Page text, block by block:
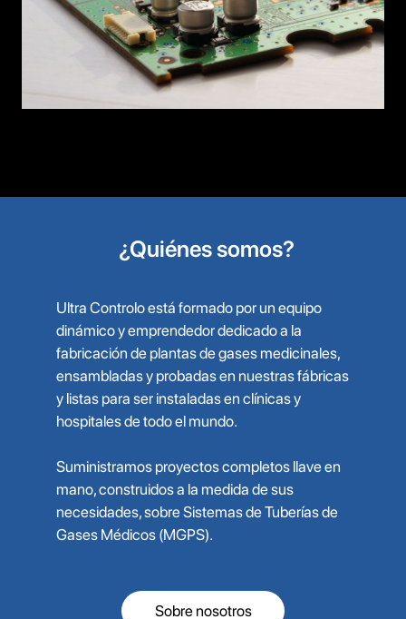
¿Quiénes somos?
Ultra Controlo está formado por un equipo
dinámico y emprendedor dedicado a la
fabricación de plantas de gases medicinales,
ensambladas y probadas en nuestras fábricas
y listas para ser instaladas en clínicas y
hospitales de todo el mundo.
Suministramos proyectos completos llave en
mano, construidos a la medida de sus
necesidades, sobre Sistemas de Tuberías de
Gases Médicos (MGPS).
Sobre nosotros